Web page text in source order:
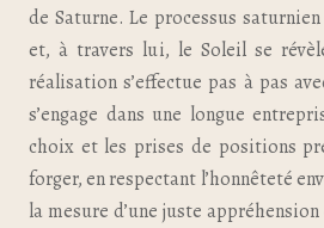
de Saturne. Le processus
et, à travers lui, le Soleil se
réalisation s’effectue pas à pas
s’engage dans une longue
choix et les prises de positions
forger, en respectant l’honnêteté
la mesure d’une juste